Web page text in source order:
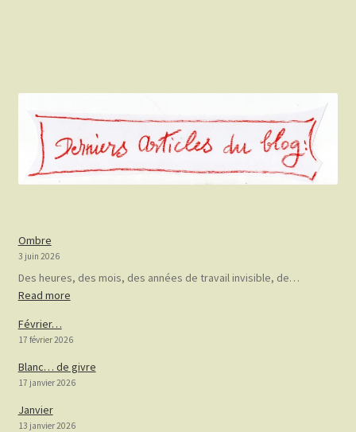
Ombre
3 juin 2026
Des heures, des mois, des années de travail invisible, de…
Read more:
Février…
17 février 2026
Blanc… de givre
17 janvier 2026
Janvier
13 janvier 2026